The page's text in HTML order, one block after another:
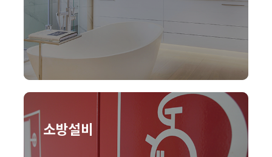
소방설비